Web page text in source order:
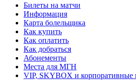
Билеты на матчи
Информация
Карта болельщика
Как купить
Как оплатить
Как добраться
Абонементы
Места для МГН
VIP, SKYBOX и корпоративные